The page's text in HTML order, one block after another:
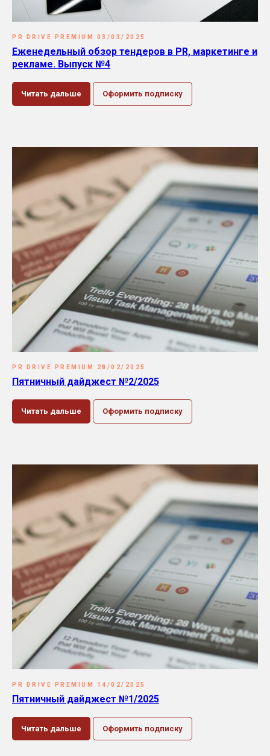
PR DRIVE PREMIUM 03/03/2025
Еженедельный обзор тендеров в PR, маркетинге и
рекламе. Выпуск №4
Читать дальше Оформить подписку
PR DRIVE PREMIUM 28/02/2025
Пятничный дайджест №2/2025
Читать дальше Оформить подписку
PR DRIVE PREMIUM 14/02/2025
Пятничный дайджест №1/2025
Читать дальше Оформить подписку